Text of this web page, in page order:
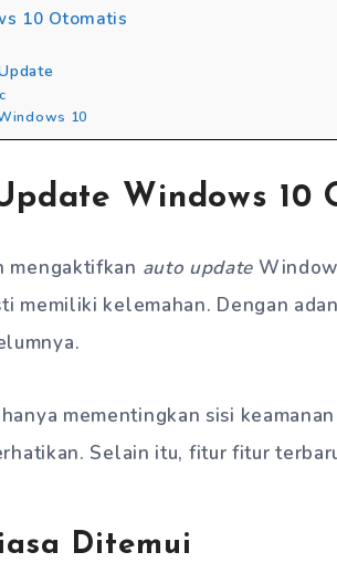
10 Otomatis
10
Windows 10
mengaktifkan auto update
memiliki kelemahan. Dengan
mementingkan sisi
Selain itu, fitur fitur
Ditemui